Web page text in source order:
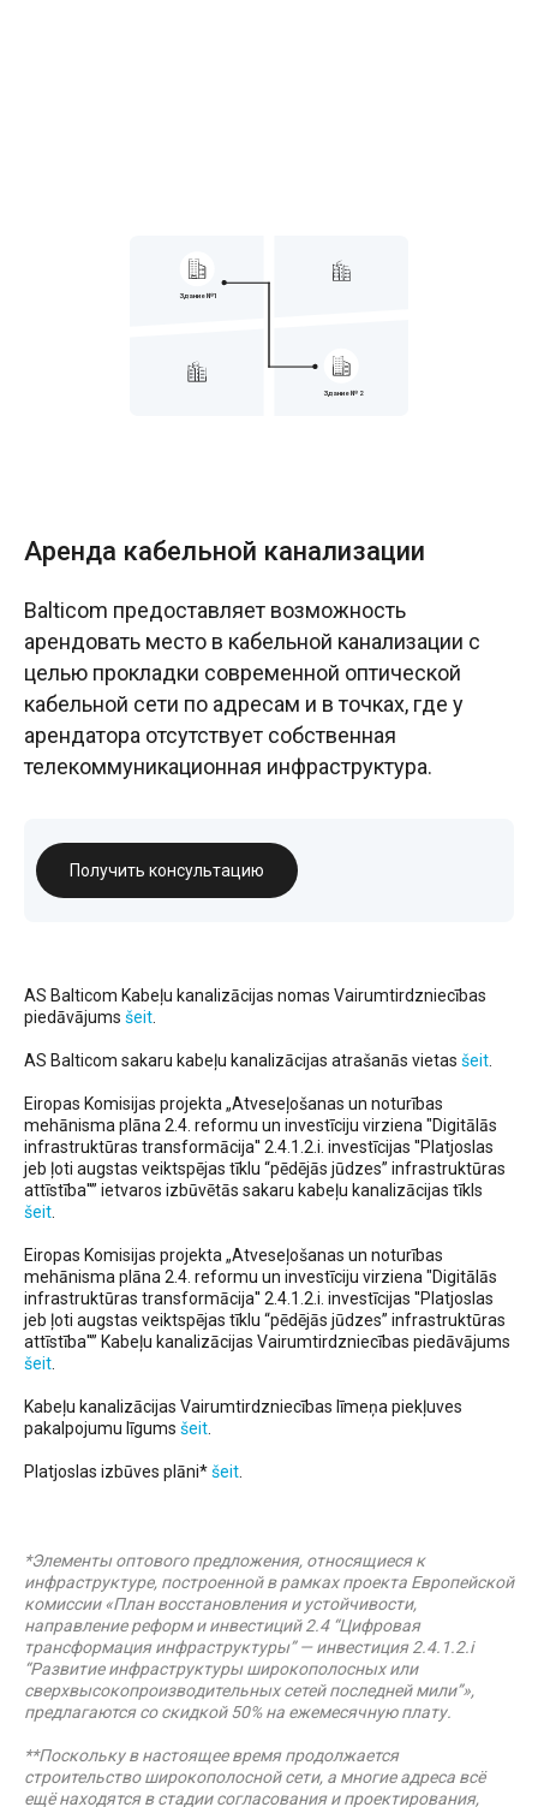
Аренда кабельной канализации
Balticom предоставляет возможность
арендовать место в кабельной канализации с
целью прокладки современной оптической
кабельной сети по адресам и в точках, где у
арендатора отсутствует собственная
телекоммуникационная инфраструктура.
Получить консультацию
AS Balticom Kabeļu kanalizācijas nomas Vairumtirdzniecības
piedāvājums šeit
AS Balticom sakaru kabeļu kanalizācijas atrašanās vietas šeit
Eiropas Komisijas projekta „Atveseļošanas un noturības
mehānisma plāna 2.4. reformu un investīciju virziena "Digitālās
infrastruktūras transformācija'' 2.4.1.2.i. investīcijas ''Platjoslas
jeb ļoti augstas veiktspējas tīklu “pēdējās jūdzes” infrastruktūras
attīstība''” ietvaros izbūvētās sakaru kabeļu kanalizācijas tīkls
šeit
Eiropas Komisijas projekta „Atveseļošanas un noturības
mehānisma plāna 2.4. reformu un investīciju virziena "Digitālās
infrastruktūras transformācija'' 2.4.1.2.i. investīcijas ''Platjoslas
jeb ļoti augstas veiktspējas tīklu “pēdējās jūdzes” infrastruktūras
attīstība''” Kabeļu kanalizācijas Vairumtirdzniecības piedāvājums
šeit
Kabeļu kanalizācijas Vairumtirdzniecības līmeņa piekļuves
pakalpojumu līgums šeit
Platjoslas izbūves plāni*šeit
*Элементы оптового предложения, относящиеся к
инфраструктуре, построенной в рамках проекта Европейской
комиссии «План восстановления и устойчивости,
направление реформ и инвестиций 2.4 “Цифровая
трансформация инфраструктуры” — инвестиция 2.4.1.2.i
“Развитие инфраструктуры широкополосных или
сверхвысокопроизводительных сетей последней мили”»,
предлагаются со скидкой 50% на ежемесячную плату.
**Поскольку в настоящее время продолжается
строительство широкополосной сети, а многие адреса всё
ещё находятся в стадии согласования и проектирования,